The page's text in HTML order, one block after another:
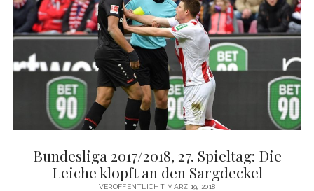
BUNTES
BUNDESLIGA-
OSTERNEST
Bundesliga 2017/2018, 27. Spieltag: Die
Leiche klopft an den Sargdeckel
VERÖFFENTLICHT MÄRZ 19, 2018